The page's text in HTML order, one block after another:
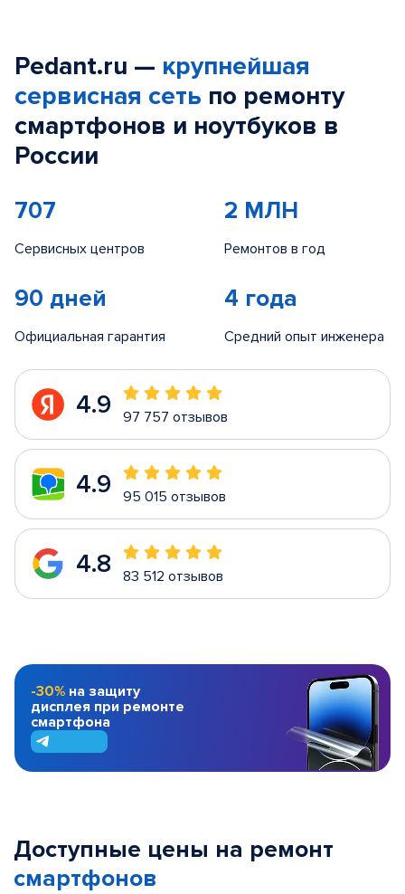
Pedant.ru — крупнейшая
сервисная сеть по ремонту
смартфонов и ноутбуков в
России
707
Сервисных центров
2 МЛН
Ремонтов в год
90 дней
Официальная гарантия
4 года
Средний опыт инженера
4.9 97 757 отзывов
4.9 95 015 отзывов
4.8 83 512 отзывов
-30% на защиту
дисплея при ремонте
смартфона
Доступные цены на ремонт
смартфонов